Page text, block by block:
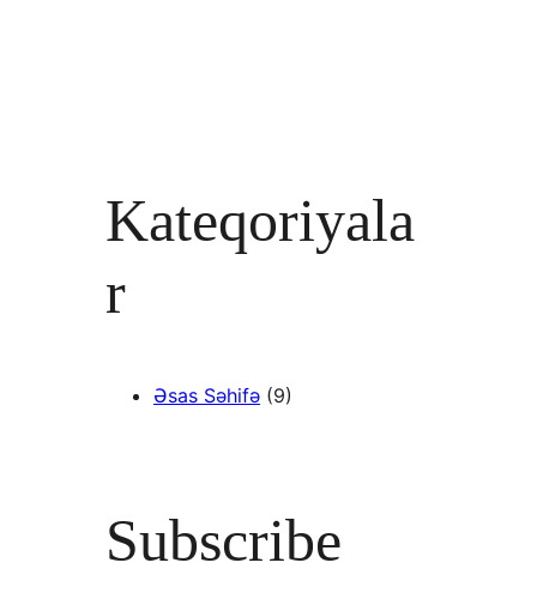
Kateqoriyala
r
Əsas Səhifə (9)
Subscribe